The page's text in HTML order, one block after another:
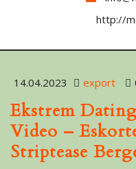
http://
14.04.2023 export
Ekstrem
Video –
Striptease